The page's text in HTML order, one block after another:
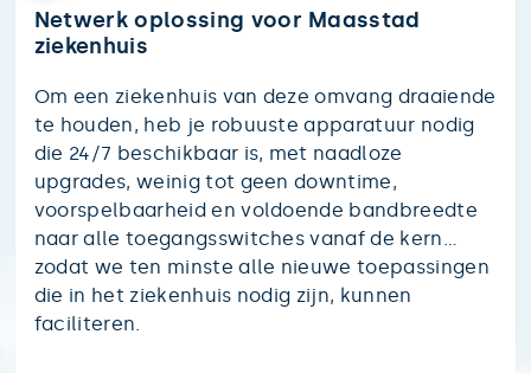
Netwerk oplossing voor Maasstad
ziekenhuis
Om een ziekenhuis van deze omvang draaiende
te houden, heb je robuuste apparatuur nodig
die 24/7 beschikbaar is, met naadloze
upgrades, weinig tot geen downtime,
voorspelbaarheid en voldoende bandbreedte
naar alle toegangsswitches vanaf de kern…
zodat we ten minste alle nieuwe toepassingen
die in het ziekenhuis nodig zijn, kunnen
faciliteren.